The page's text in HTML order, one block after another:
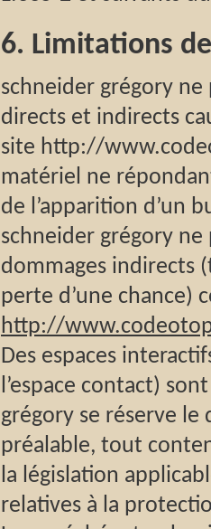
6. Limitations
schneider grégory
directs et indirects
site http://
matériel ne
de l’apparition d’un
schneider grégory
dommages indirects
perte d’une chance)
http://
Des espaces
l’espace contact)
grégory se réserve
préalable, tout
la législation
relatives à la